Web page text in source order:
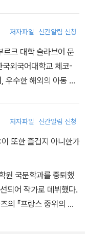
저자파일 신간알림 신청
르크 대학 슬라브어 문
외국어대학교 체코-
우수한 해외의 아동 도
마론》 시리즈, 《용기를
》, 《미코, 버섯의 모든
저자파일 신간알림 신청
또한 즐겁지 아니한가
원 국문학과를 중퇴했
되어 작가로 데뷔했다.
의 『프랑스 중위의 여